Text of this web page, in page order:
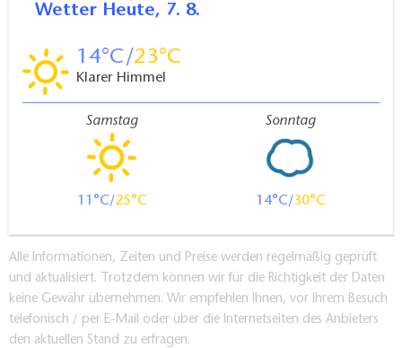
Wetter Heute, 7. 8.
14 23
Klarer Himmel
Samstag
11 25
Sonntag
14 30
Alle Informationen, Zeiten und Preise werden regelmäßig geprüft
und aktualisiert. Trotzdem können wir für die Richtigkeit der Daten
keine Gewähr übernehmen. Wir empfehlen Ihnen, vor Ihrem Besuch
telefonisch / per E-Mail oder über die Internetseiten des Anbieters
den aktuellen Stand zu erfragen.